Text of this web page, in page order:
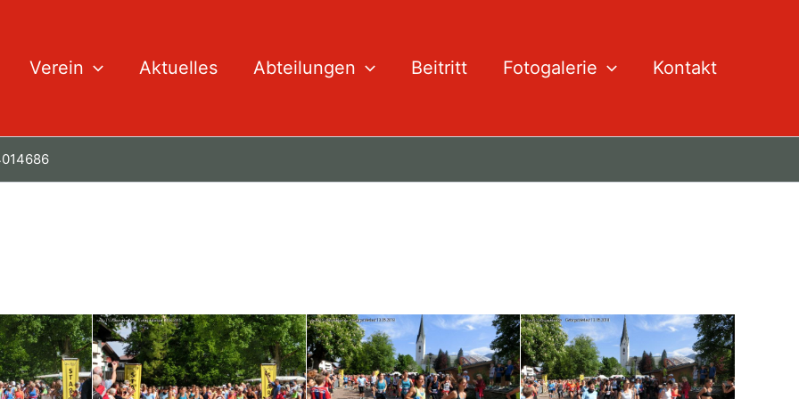
Verein Aktuelles Abteilungen Beitritt Fotogalerie Kontakt